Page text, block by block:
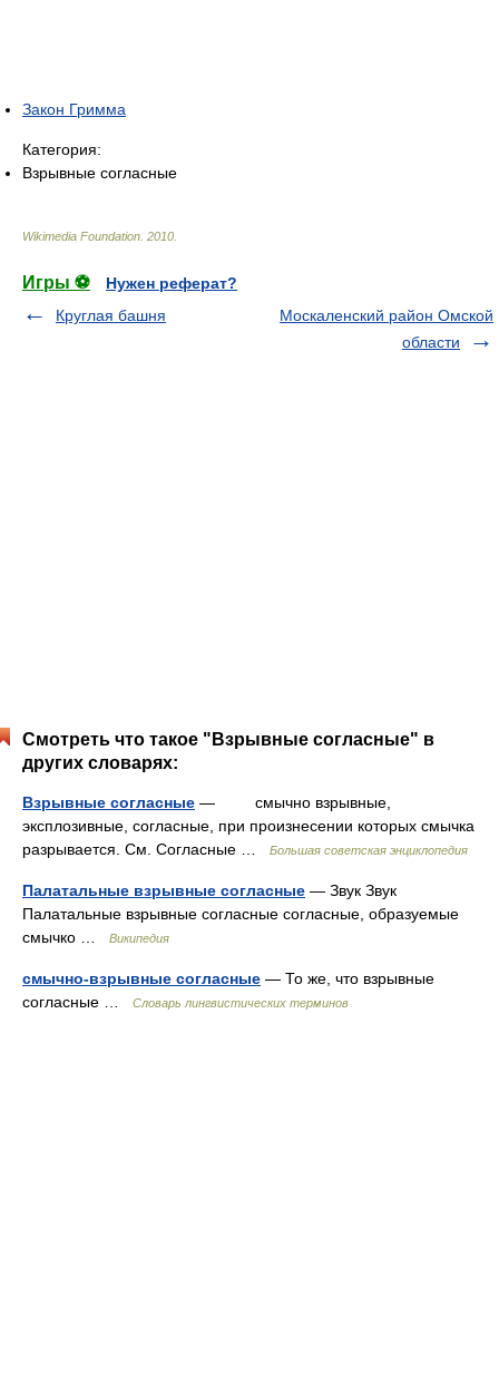
Закон Гримма
Категория:
Взрывные согласные
Wikimedia Foundation 2010
Игры ⚽
Нужен реферат?
Круглая башня
Москаленский район Омской
области
Смотреть что такое "Взрывные согласные" в
других словарях:
Взрывные согласные — смычно взрывные,
эксплозивные, согласные, при произнесении которых смычка
разрывается. См. Согласные …
Большая советская энциклопедия
Палатальные взрывные согласные — Звук Звук
Палатальные взрывные согласные согласные, образуемые
смычко …
Википедия
смычно-взрывные согласные — То же, что взрывные
согласные …
Словарь лингвистических терминов